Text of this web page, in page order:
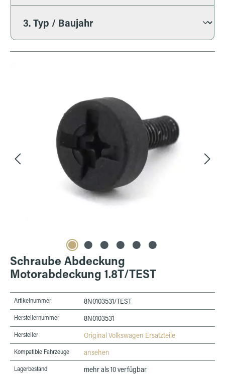
Schraube Abdeckung
Motorabdeckung 1.8T/TEST
Artikelnummer: 8N0103531/TEST
Herstellernummer 8N0103531
Hersteller Original Volkswagen Ersatzteile
Kompatible Fahrzeuge ansehen
Lagerbestand mehr als 10 verfügbar